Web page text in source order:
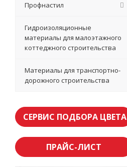
Профнастил
Гидроизоляционные
материалы для малоэтажного
коттеджного строительства
Материалы для транспортно-
дорожного строительства
СЕРВИС ПОДБОРА ЦВЕТА
ПРАЙС-ЛИСТ